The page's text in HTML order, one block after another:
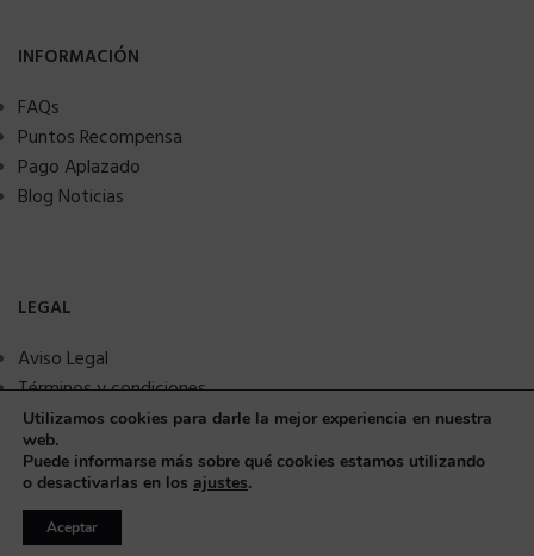
INFORMACIÓN
FAQs
Puntos Recompensa
Pago Aplazado
Blog Noticias
LEGAL
Aviso Legal
Términos y condiciones
Política de privacidad
Política de Cookies
Seguridad y protección a compradores
Utilizamos cookies para darle la mejor experiencia en nuestra
web.
Puede informarse más sobre qué cookies estamos utilizando
o desactivarlas en los ajustes.
Aceptar